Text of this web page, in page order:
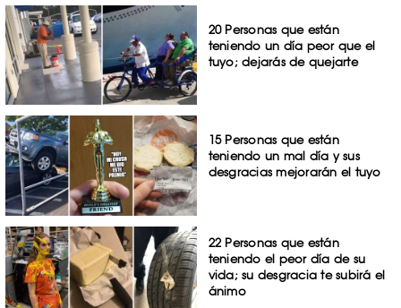
20 Personas que están
teniendo un día peor que el
tuyo; dejarás de quejarte
15 Personas que están
teniendo un mal día y sus
desgracias mejorarán el tuyo
22 Personas que están
teniendo el peor día de su
vida; su desgracia te subirá el
ánimo